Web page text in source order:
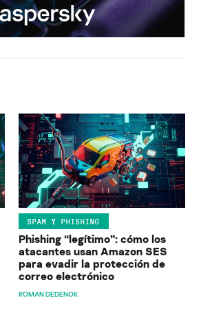
SPAM Y PHISHING
Phishing “legítimo”: cómo los
atacantes usan Amazon SES
para evadir la protección de
correo electrónico
ROMAN DEDENOK